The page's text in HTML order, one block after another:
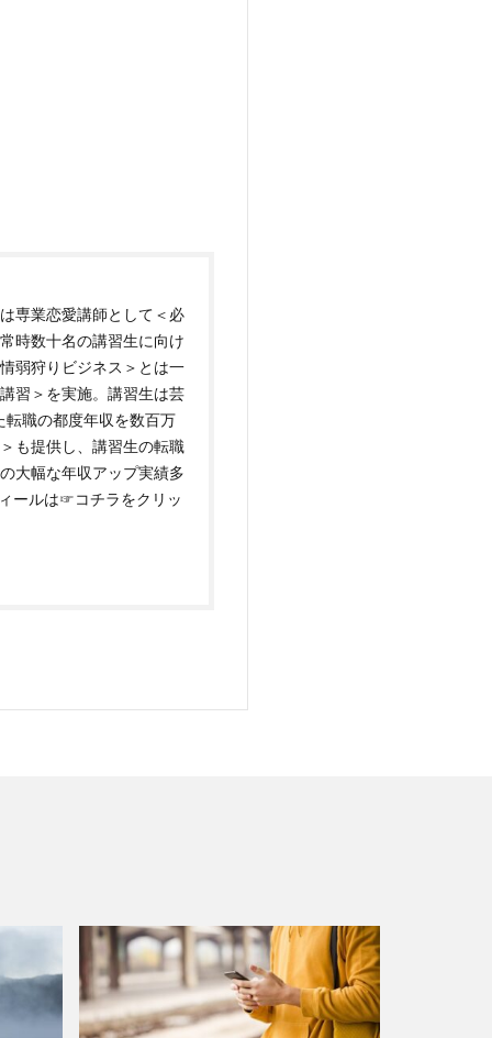
専業恋愛講師として＜必
時数十名の講習生に向け
弱狩りビジネス＞とは一
習＞を実施。講習生は芸
職の都度年収を数百万
も提供し、講習生の転職
大幅な年収アップ実績多
ールは☞コチラをクリッ